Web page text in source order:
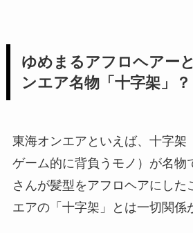
ゆめまるアフロヘアー
ンエア名物「十字架」？
東海オンエアといえば、十字架
ゲーム的に背負うモノ）が名物
さんが髪型をアフロヘアにした
エアの「十字架」とは一切関係